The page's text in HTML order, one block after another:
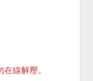
線解壓。